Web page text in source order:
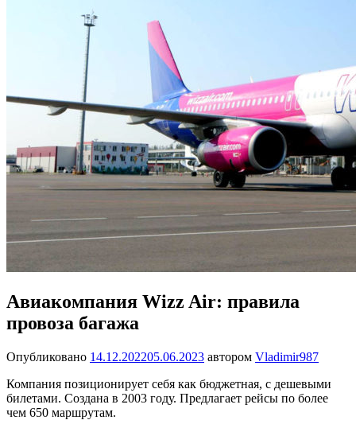
Авиакомпания Wizz Air: правила
провоза багажа
Опубликовано 14.12.202205.06.2023 автором Vladimir987
Компания позиционирует себя как бюджетная, с дешевыми
билетами. Создана в 2003 году. Предлагает рейсы по более
чем 650 маршрутам.